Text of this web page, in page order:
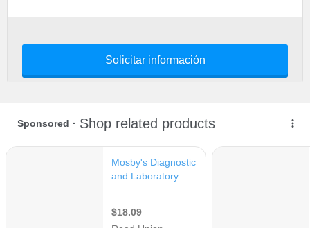
Solicitar información